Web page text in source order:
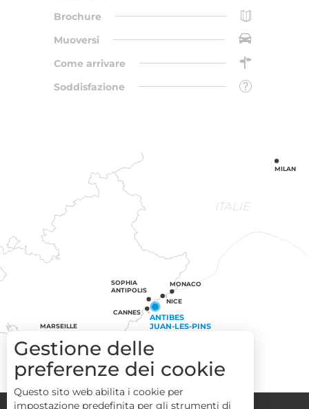
Brochure
Muoversi
Come arrivare
Soddisfazione
ITALIE
MARSEILLE
CANNES
ANTIBES
JUAN-LES-PINS
SOPHIA
ANTIPOLIS
NICE
MONACO
MILAN
Congressi Gruppi Area operatori
Gestione delle
preferenze dei cookie
Questo sito web abilita i cookie per
impostazione predefinita per gli strumenti di